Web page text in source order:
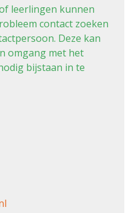
leerlingen kunnen
contact zoeken
Deze kan
omgang met het
bijstaan in te